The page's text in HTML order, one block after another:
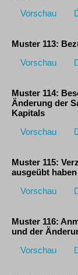
Vorschau
Muster 113:
Vorschau
Muster 114:
Änderung der
Kapitals
Vorschau
Muster 115:
ausgeübt haben
Vorschau
Muster 116:
und der
Vorschau